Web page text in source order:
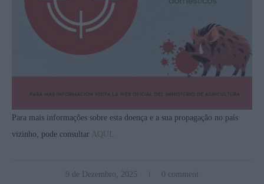
Para mais informações sobre esta doença e a sua propagação no país
vizinho, pode consultar AQUI
9 de Dezembro, 2025 0 comment